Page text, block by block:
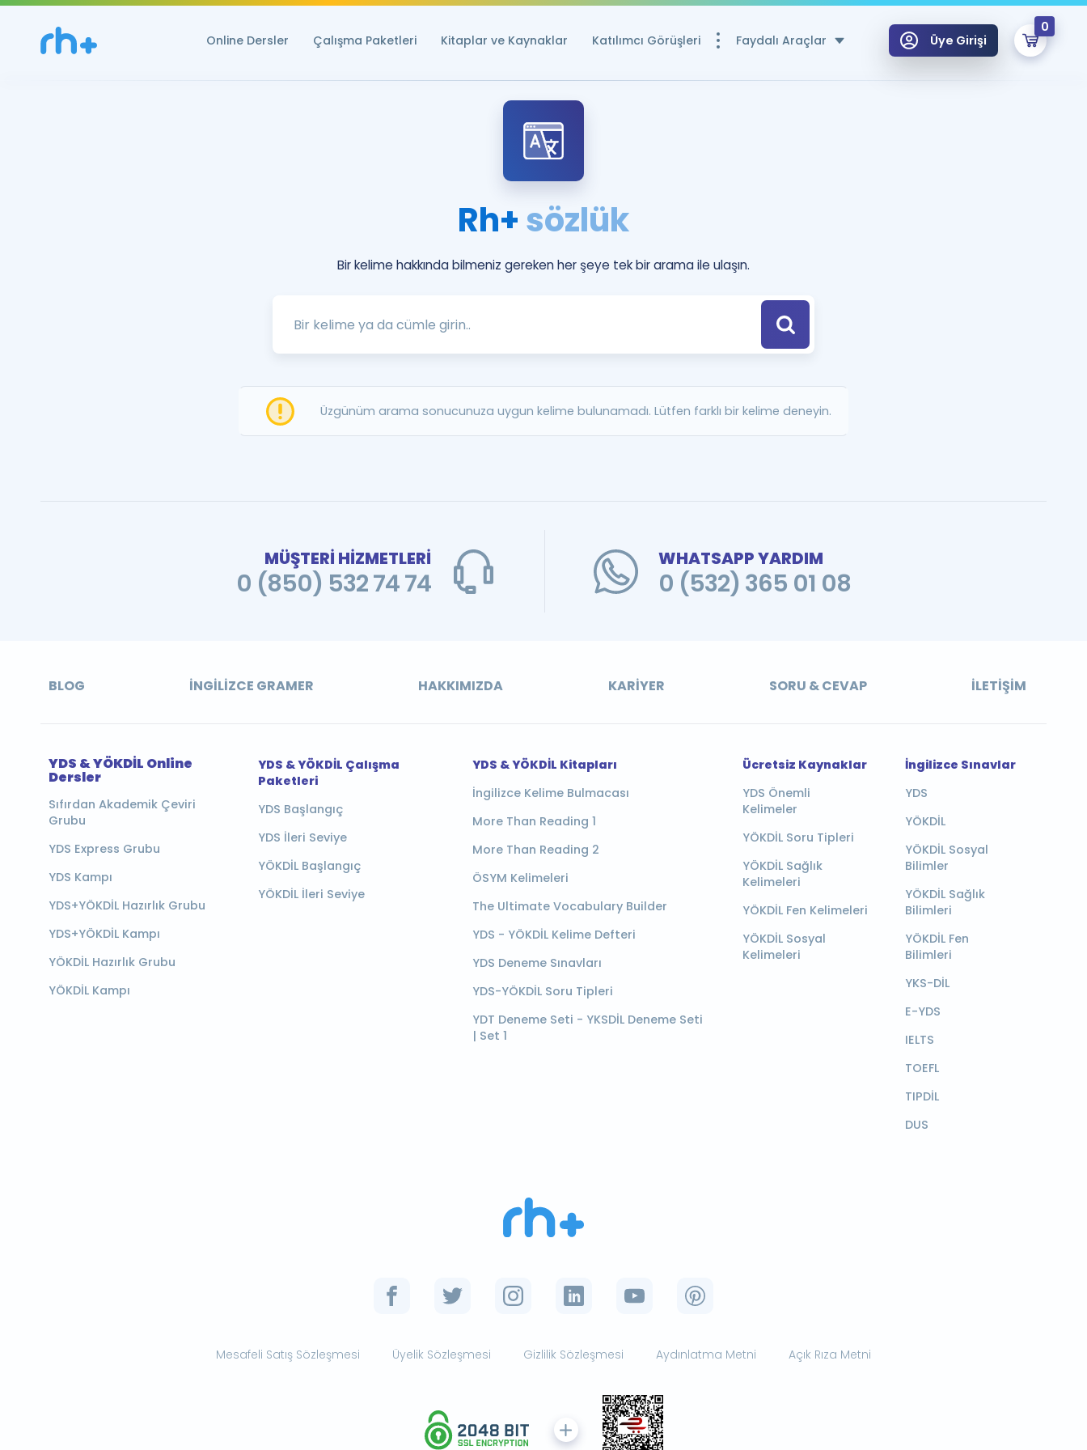
Online Dersler Çalışma Paketleri Kitaplar ve Kaynaklar Katılımcı Görüşleri Faydalı Araçlar
Puan Hesaplama
Rehberlik Aracı
Tüm ÖSYM Sınavları Tek Takvimde
Kampanyalar
Eğitim ve Kitaplara Özel Fırsatlar
Blog
Üye Girişi
0
Rh+sözlük
Bir kelime hakkında bilmeniz gereken her şeye tek bir arama ile ulaşın.
Üzgünüm arama sonucunuza uygun kelime bulunamadı. Lütfen farklı bir kelime deneyin.
MÜŞTERİ HİZMETLERİ
0 (850) 532 74 74
WHATSAPP YARDIM
0 (532) 365 01 08
BLOG İNGILIZCE GRAMER HAKKIMIZDA KARIYER SORU & CEVAP İLETIŞIM
YDS & YÖKDİL Online
Dersler
Sıfırdan Akademik Çeviri
Grubu
YDS Express Grubu
YDS Kampı
YDS+YÖKDİL Hazırlık Grubu
YDS+YÖKDİL Kampı
YÖKDİL Hazırlık Grubu
YÖKDİL Kampı
YDS & YÖKDİL Çalışma
Paketleri
YDS Başlangıç
YDS İleri Seviye
YÖKDİL Başlangıç
YÖKDİL İleri Seviye
YDS & YÖKDİL Kitapları
İngilizce Kelime Bulmacası
More Than Reading 1
More Than Reading 2
ÖSYM Kelimeleri
The Ultimate Vocabulary Builder
YDS - YÖKDİL Kelime Defteri
YDS Deneme Sınavları
YDS-YÖKDİL Soru Tipleri
YDT Deneme Seti - YKSDİL Deneme Seti
| Set 1
Ücretsiz Kaynaklar
YDS Önemli
Kelimeler
YÖKDİL Soru Tipleri
YÖKDİL Sağlık
Kelimeleri
YÖKDİL Fen Kelimeleri
YÖKDİL Sosyal
Kelimeleri
İngilizce Sınavlar
YDS
YÖKDİL
YÖKDİL Sosyal
Bilimler
YÖKDİL Sağlık
Bilimleri
YÖKDİL Fen
Bilimleri
YKS-DİL
E-YDS
IELTS
TOEFL
TIPDİL
DUS
Mesafeli Satış Sözleşmesi Üyelik Sözleşmesi Gizlilik Sözleşmesi Aydınlatma Metni Açık Rıza Metni